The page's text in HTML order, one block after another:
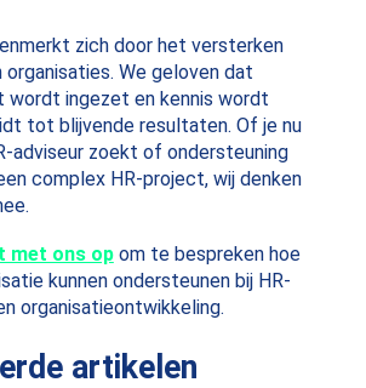
zich door het versterken
organisaties. We geloven dat
wordt ingezet en kennis wordt
tot blijvende resultaten. Of je nu
adviseur zoekt of ondersteuning
complex HR-project, wij denken
met ons opom te bespreken hoe
kunnen ondersteunen bij HR-
organisatieontwikkeling.
artikelen